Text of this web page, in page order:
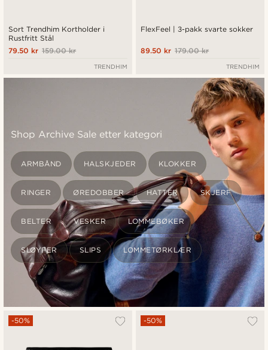
Sort Trendhim Kortholder i
Rustfritt Stål
159.00 kr
79.50 kr
TRENDHIM
FlexFeel | 3-pakk svarte sokker
179.00 kr
89.50 kr
TRENDHIM
-50% -50%
Shop Archive Sale etter kategori
ARMBÅND HALSKJEDER KLOKKER
RINGER ØREDOBBER HATTER SKJERF
BELTER VESKER LOMMEBØKER
SLØYFER SLIPS LOMMETØRKLÆR